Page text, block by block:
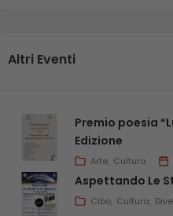
Altri Eventi
Premio poesia
Edizione
Arte Cultura
Aspettando Le
Cibo Cultura